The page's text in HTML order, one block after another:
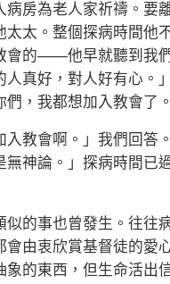
為老人家祈禱。要離
太。整個探病時間他
會的——他早就聽到我
真好，對人好有心。
，我都想加入教會了。
會啊。」我們回答。
神論。」探病時間已
事也曾發生。往往
由衷欣賞基督徒的愛
的東西，但生命活出